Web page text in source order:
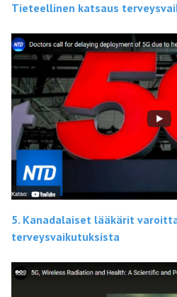
Tieteellinen katsaus
5. Kanadalaiset lääkärit
terveysvaikutuksista